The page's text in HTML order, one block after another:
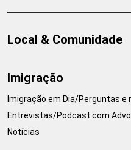
Local & Comunidade
Imigração
Imigração em Dia/Perguntas e
Entrevistas/Podcast com
Notícias